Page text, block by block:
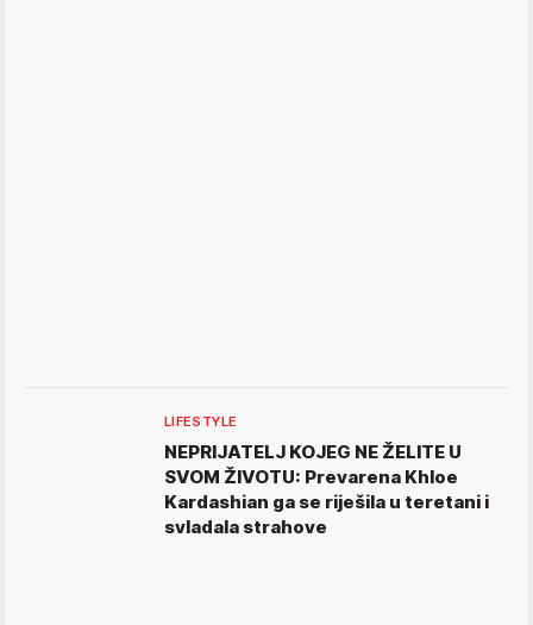
LIFESTYLE
NEPRIJATELJ KOJEG NE ŽELITE U
SVOM ŽIVOTU: Prevarena Khloe
Kardashian ga se riješila u teretani i
svladala strahove